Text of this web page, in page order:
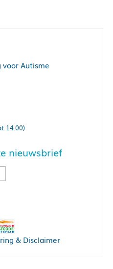
voor Autisme
14.00)
nieuwsbrief
& Disclaimer